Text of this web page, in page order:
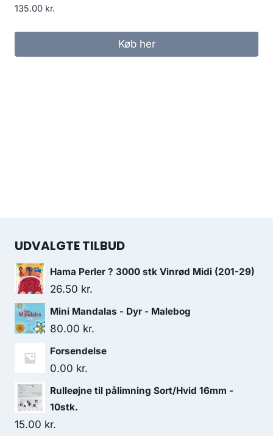
135.00 kr.
Køb her
UDVALGTE TILBUD
Hama Perler ? 3000 stk Vinrød Midi (201-29)
26.50 kr.
Mini Mandalas - Dyr - Malebog
80.00 kr.
Forsendelse
0.00 kr.
Rulleøjne til pålimning Sort/Hvid 16mm -
10stk.
15.00 kr.